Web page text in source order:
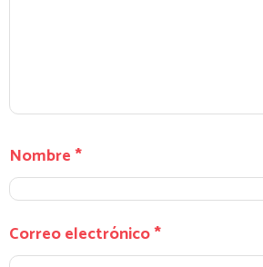
Nombre*
Correo electrónico*